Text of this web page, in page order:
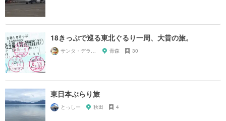
18きっぷで巡る東北ぐるり一周、大昔の旅。
サンタ・デラックス 青森 30
東日本ぶらり旅
とっしー 秋田 4